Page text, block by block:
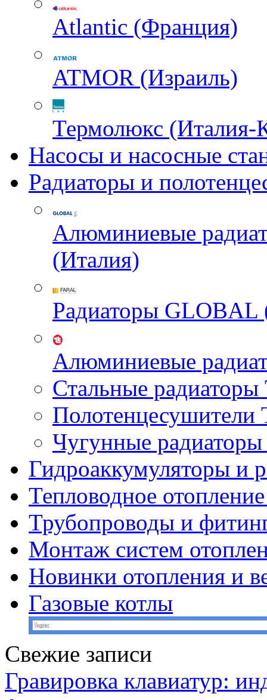
Atlantic (Франция)
ATMOR (Израиль)
Термолюкс (Италия-
Насосы и насосные
Радиаторы и
Алюминиевые
(Италия)
Радиаторы GLOBAL
Алюминиевые
Стальные
Чугунные
Гидроаккумуляторы и
Тепловодное
Трубопроводы и
Монтаж систем
Новинки отопления и
Газовые котлы
Свежие записи
Гравировка клавиатур: